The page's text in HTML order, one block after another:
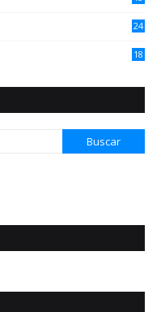
24
18